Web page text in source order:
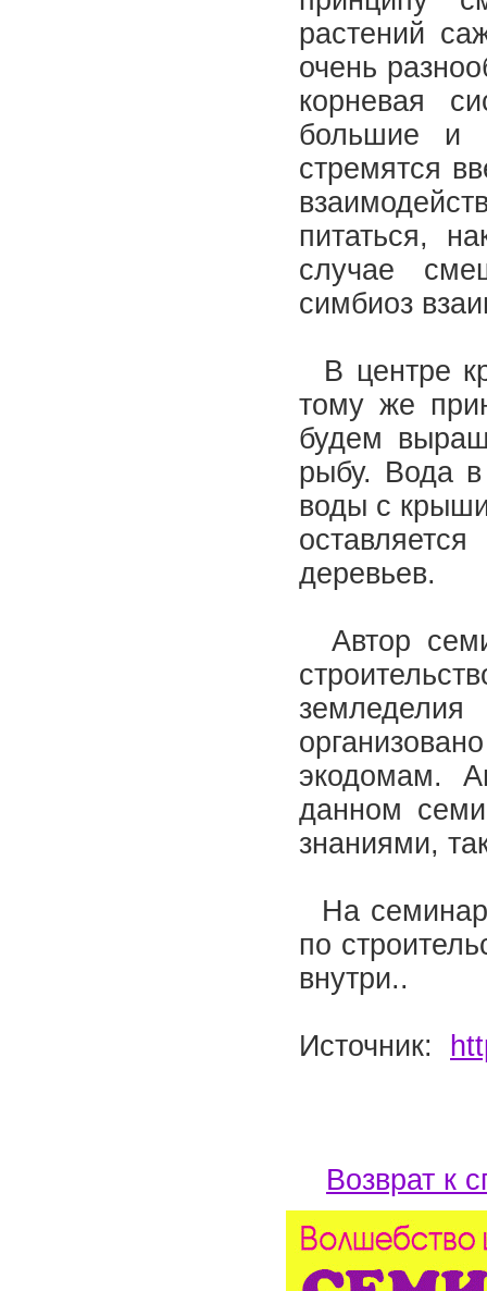
растений
очень
корневая
большие и
стремятся
питаться,
случае
симбиоз
В центре
тому же
будем
рыбу. Вода в
воды с
деревьев.
Автор
экодомам.
данном
знаниями,
На
по
внутри..
Источник:
Возврат к